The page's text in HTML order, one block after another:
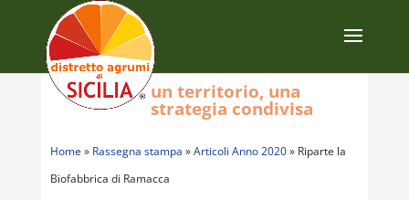
Home » Rassegna stampa »Articoli Anno 2020» Riparte la
Biofabbrica di Ramacca
un territorio, una
strategia condivisa